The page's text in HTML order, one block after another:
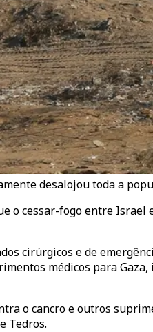
desalojou toda a
o cessar-fogo entre
cirúrgicos e de
médicos para
o cancro e outros
Tedros.